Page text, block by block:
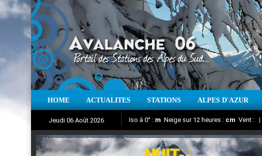
HOME ACTUALITES STATIONS ALPES D'AZUR
Jeudi 06 Août 2026 Iso à 0° : m Neige sur 12 heures : cm Vent : |
Nuit de la Glisse 2018